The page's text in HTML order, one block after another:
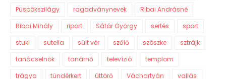
Püspökszilágy
ragadványnevek
Ribai Andrásné
Ribai Mihály
riport Sáfár György sertés
sport
stuki
sutella sült vér szőlő szöszke
sztrájk
tanácselnök
tanárnő televízió
templom
trágya
tündérkert úttörő Váchartyán
vallás